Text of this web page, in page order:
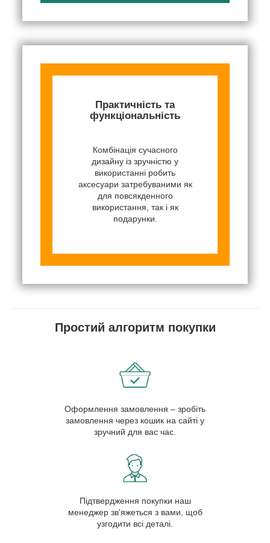
Практичність та
функціональність
Комбінація сучасного
дизайну із зручністю у
використанні робить
аксесуари затребуваними як
для повсякденного
використання, так і як
подарунки.
Простий алгоритм покупки
Оформлення замовлення – зробіть
замовлення через кошик на сайті у
зручний для вас час.
Підтвердження покупки наш
менеджер зв'яжеться з вами, щоб
узгодити всі деталі.